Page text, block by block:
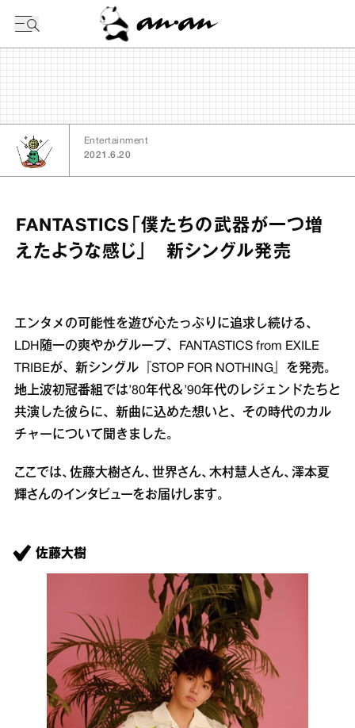
Entertainment
2021.6.20
FANTASTICS「僕たちの武器が一つ増
えたような感じ」 新シングル発売
エンタメの可能性を遊び心たっぷりに追求し続ける、
LDH随一の爽やかグループ、FANTASTICS from EXILE
TRIBEが、新シングル『STOP FOR NOTHING』を発売。
地上波初冠番組では’80年代＆’90年代のレジェンドたちと
共演した彼らに、新曲に込めた想いと、その時代のカル
チャーについて聞きました。
ここでは、佐藤大樹さん、世界さん、木村慧人さん、澤本夏
輝さんのインタビューをお届けします。
佐藤大樹